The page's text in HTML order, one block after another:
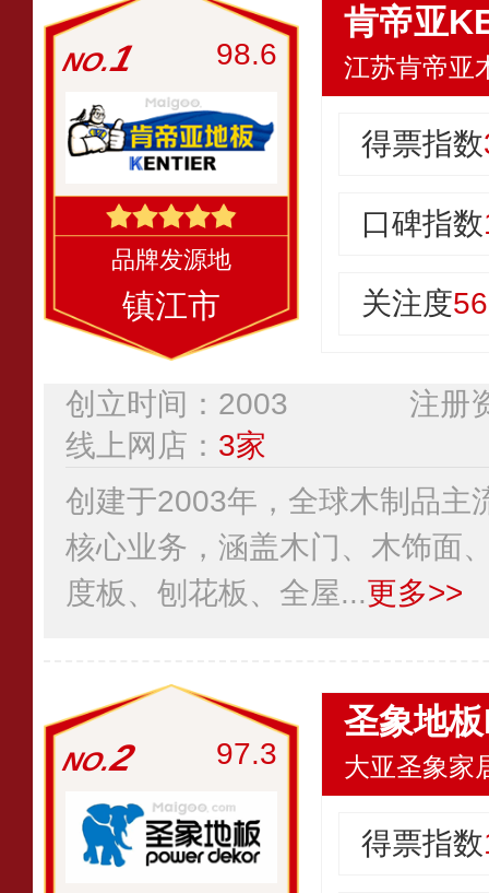
1 98.6
镇江市
肯帝亚
江苏肯帝亚
得票指数
口碑指数
关注度
创立时间：2003
注册
线上网店： 3家
创建于2003年，全球木制品主
核心业务，涵盖木门、木饰面
度板、刨花板、全屋...更多>>
2 97.3
圣象地
大亚圣象家
得票指数